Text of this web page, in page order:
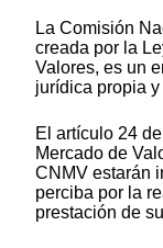
La Comisión
creada por la
Valores, es un
jurídica propia
El artículo 24
Mercado de
CNMV estarán
perciba por la
prestación de